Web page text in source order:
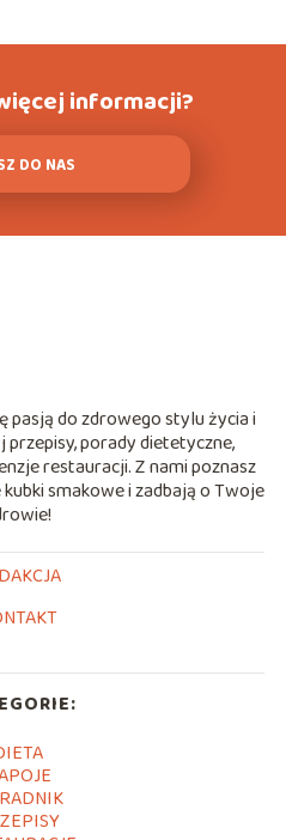
informacji?
DO NAS
pasją do zdrowego stylu życia i
przepisy, porady dietetyczne,
restauracji. Z nami poznasz
smakowe i zadbają o Twoje